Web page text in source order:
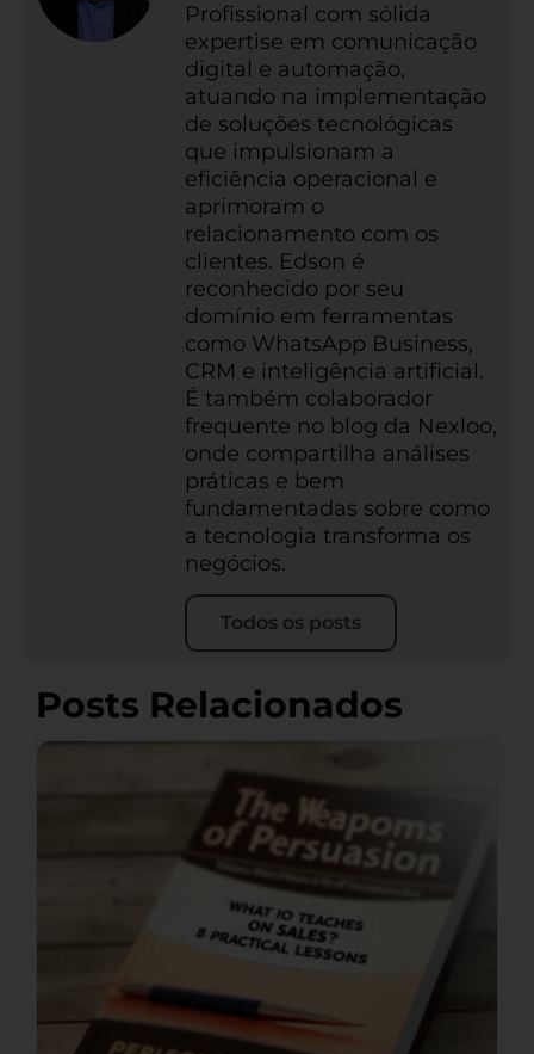
Profissional com sólida
expertise em comunicação
digital e automação,
atuando na implementação
de soluções tecnológicas
que impulsionam a
eficiência operacional e
aprimoram o
relacionamento com os
clientes. Edson é
reconhecido por seu
domínio em ferramentas
como WhatsApp Business,
CRM e inteligência artificial.
É também colaborador
frequente no blog da Nexloo,
onde compartilha análises
práticas e bem
fundamentadas sobre como
a tecnologia transforma os
negócios.
Todos os posts
Posts Relacionados